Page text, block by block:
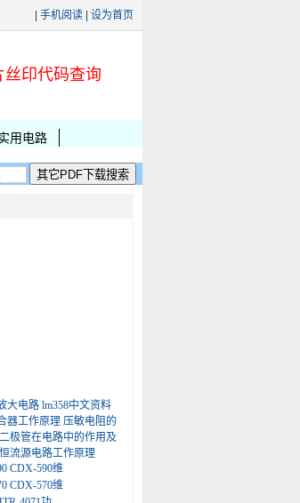
手机阅读 设为首页
丝印代码查询
用电路
大电路 lm358中文资料
器工作原理 压敏电阻的
极管在电路中的作用及
恒流源电路工作原理
CDX-590维
CDX-570维